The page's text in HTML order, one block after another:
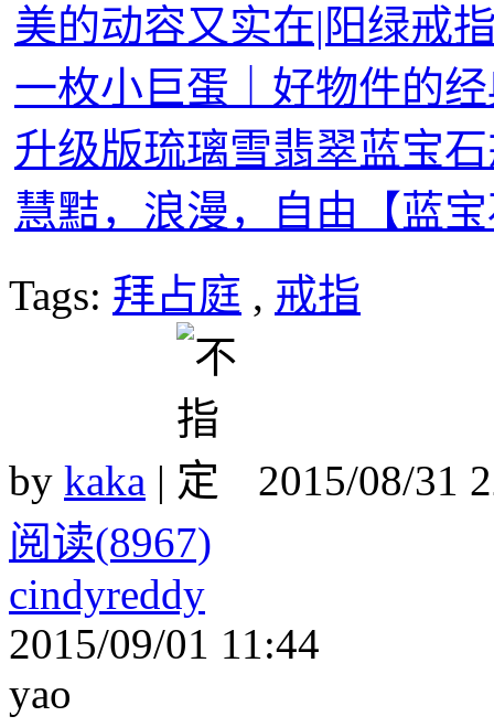
美的动容又实在|阳绿戒
一枚小巨蛋｜好物件的
升级版琉璃雪翡翠蓝宝
慧黠，浪漫，自由【蓝
Tags: 拜占庭 , 戒指
by kaka |
2015/08/31
阅读(8967)
cindyreddy
2015/09/01 11:44
yao